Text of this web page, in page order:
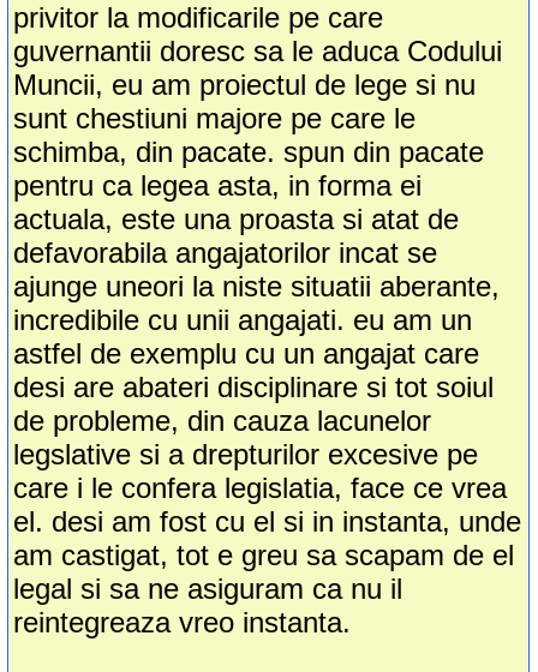
privitor la modificarile pe care
guvernantii doresc sa le aduca Codului
Muncii, eu am proiectul de lege si nu
sunt chestiuni majore pe care le
schimba, din pacate. spun din pacate
pentru ca legea asta, in forma ei
actuala, este una proasta si atat de
defavorabila angajatorilor incat se
ajunge uneori la niste situatii aberante,
incredibile cu unii angajati. eu am un
astfel de exemplu cu un angajat care
desi are abateri disciplinare si tot soiul
de probleme, din cauza lacunelor
legslative si a drepturilor excesive pe
care i le confera legislatia, face ce vrea
el. desi am fost cu el si in instanta, unde
am castigat, tot e greu sa scapam de el
legal si sa ne asiguram ca nu il
reintegreaza vreo instanta.